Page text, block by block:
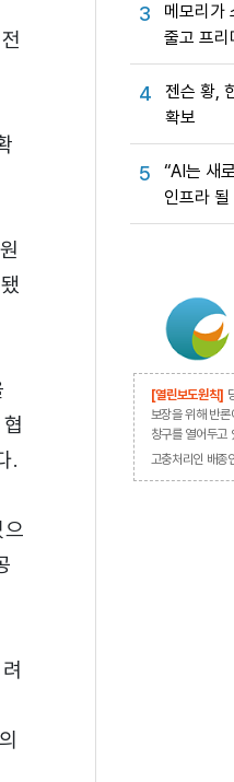
.
3
메모리가
줄고 프
4
젠슨 황,
확보
5
“AI는 새
인프라 될
[열린보도원칙]
보장을 위해 반
창구를 열어두고
고충처리인